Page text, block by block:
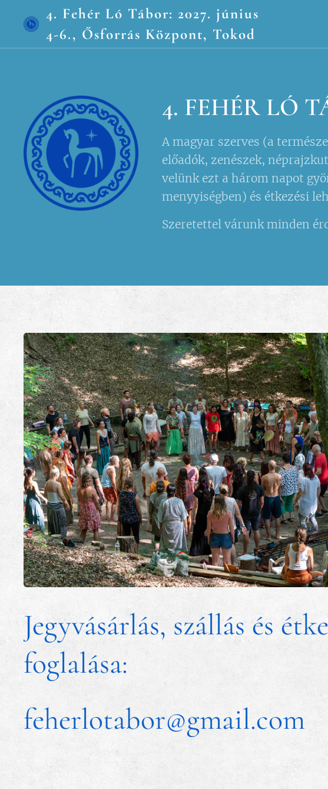
4. Fehér Ló Tábor: 2027. június
4-6., Ősforrás Központ, Tokod
4. FEHÉR LÓ
A magyar szerves (a
előadók, zenészek,
velünk ezt a három napot
menyyiségben) és étkezési
Szeretettel várunk minden
Jegyvásárlás, szállás és
foglalása:
feherlotabor@gmail.com